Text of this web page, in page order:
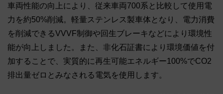
車両性能の向上により、従来車両700系と比較して使用電
力を約50%削減。軽量ステンレス製車体となり、電力消費
を削減できるVVVF制御や回生ブレーキなどにより環境性
能が向上しました。また、非化石証書により環境価値を付
加することで、実質的に再生可能エネルギー100%でCO2
排出量ゼロとみなされる電気を使用します。